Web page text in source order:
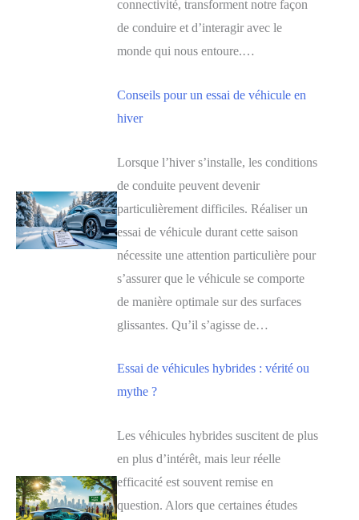
connectivité, transforment notre façon
de conduire et d’interagir avec le
monde qui nous entoure.…
Conseils pour un essai de véhicule en
hiver
Lorsque l’hiver s’installe, les conditions
de conduite peuvent devenir
particulièrement difficiles. Réaliser un
essai de véhicule durant cette saison
nécessite une attention particulière pour
s’assurer que le véhicule se comporte
de manière optimale sur des surfaces
glissantes. Qu’il s’agisse de…
Essai de véhicules hybrides : vérité ou
mythe ?
Les véhicules hybrides suscitent de plus
en plus d’intérêt, mais leur réelle
efficacité est souvent remise en
question. Alors que certaines études